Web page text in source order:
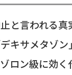
と言われる
キサメタゾ
ロン級に効